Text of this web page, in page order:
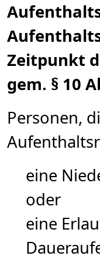
Zeitpunkt
gem. § 10
Personen,
eine
oder
eine